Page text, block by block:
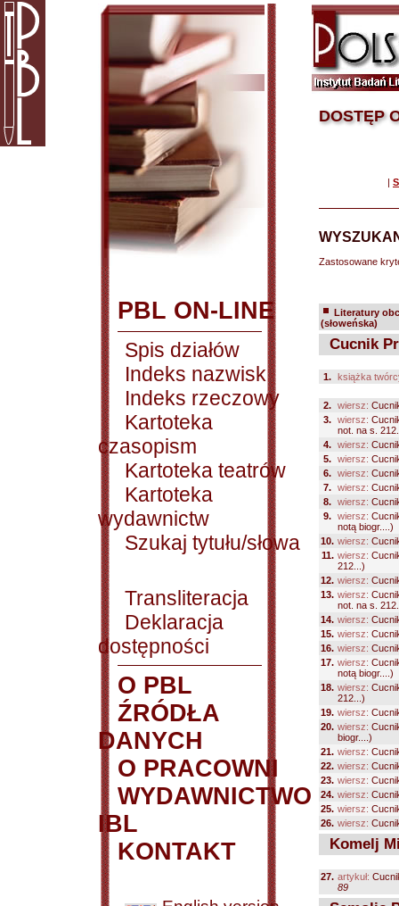
PBL ON-LINE
Spis działów
Indeks nazwisk
Indeks rzeczowy
Kartoteka
czasopism
Kartoteka teatrów
Kartoteka
wydawnictw
Szukaj tytułu/słowa
Transliteracja
Deklaracja
dostępności
O PBL
ŹRÓDŁA
DANYCH
O PRACOWNI
WYDAWNICTWO
IBL
KONTAKT
DOSTĘP
|
Zastosowane
Literatury
(słoweńska)
Cucnik
1. książka
2. wiersz:
3. wiersz:
not. na s.
4. wiersz:
5. wiersz:
6. wiersz:
7. wiersz:
8. wiersz:
9. wiersz:
notą biogr....)
10. wiersz:
11. wiersz:
212...)
12. wiersz:
13. wiersz:
not. na s.
14. wiersz:
15. wiersz:
16. wiersz:
17. wiersz:
notą biogr....)
18. wiersz:
212...)
19. wiersz:
20. wiersz:
biogr....)
21. wiersz:
22. wiersz:
23. wiersz:
24. wiersz:
25. wiersz:
26. wiersz:
Komelj
27. artykuł:
89